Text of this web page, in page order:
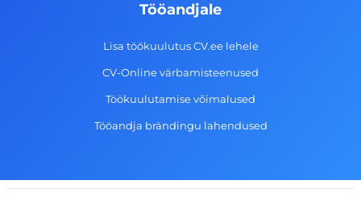
Tööandjale
Lisa töökuulutus CV.ee lehele
CV-Online värbamisteenused
Töökuulutamise võimalused
Tööandja brändingu lahendused